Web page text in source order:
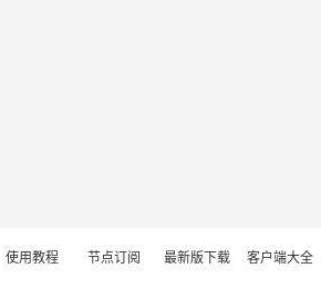
使用教程 节点订阅 最新版下载 客户端大全